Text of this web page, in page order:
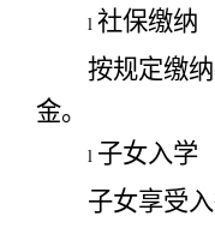
l 社保缴纳
按规定缴
金。
l 子女入学
子女享受